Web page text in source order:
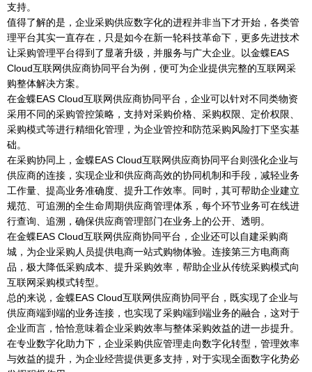
支持。
值得了解的是，企业采购供应数字化的进程并非当下才开始，各类管
理平台其实一直存在，只是如今在新一轮科技革命下，更多先进技术
让采购管理平台得到了显著升级，并服务与广大企业。以金蝶EAS
Cloud互联网供应商协同平台为例，便可为企业提供完整的互联网采
购整体解决方案。
在金蝶EAS Cloud互联网供应商协同平台，企业可以针对不同类物资
采用不同的采购管控策略，支持对采购价格、采购权限、定价权限、
采购模式等进行精细化管理，为企业管控和防范采购风险打下坚实基
础。
在采购协同上，金蝶EAS Cloud互联网供应商协同平台则强化企业与
供应商的连接，实现企业和供应商高效的协同机制和手段，减轻业务
工作量、提高业务准确度、提升工作效率。同时，其可帮助企业建立
规范、可追溯的全生命周期供应商管理体系，每个环节业务可在线进
行查询、追溯，确保供应商管理部门在业务上的公开、透明。
在金蝶EAS Cloud互联网供应商协同平台，企业还可以自建采购商
城，为企业采购人员提供电商一站式购物体验。连接第三方电商商
品，极大降低采购成本、提升采购效率，帮助企业从传统采购模式向
互联网采购模式转型。
总的来说，金蝶EAS Cloud互联网供应商协同平台，既实现了企业与
供应商端到端的业务连接，也实现了采购端到端业务的融合，这对于
企业而言，恰恰意味着企业采购效率与整体采购效益的进一步提升。
在专业数字化助力下，企业采购供应管理走向数字化转型，管理效率
与效益的提升，为企业经营提供更多支持，对于实现全面数字化势必